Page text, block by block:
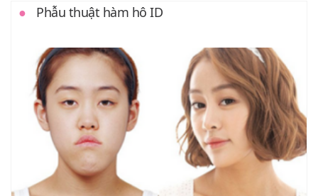
Phẫu thuật hàm hô ID